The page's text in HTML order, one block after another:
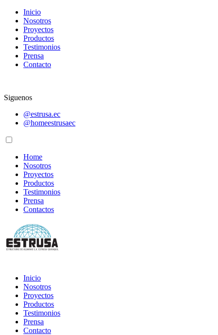
Inicio
Nosotros
Proyectos
Productos
Testimonios
Prensa
Contacto
Siguenos
@estrusa.ec
@homeestrusaec
Home
Nosotros
Proyectos
Productos
Testimonios
Prensa
Contactos
Inicio
Nosotros
Proyectos
Productos
Testimonios
Prensa
Contacto